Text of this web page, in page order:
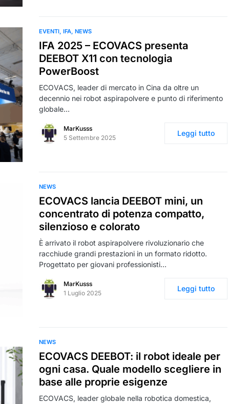
EVENTI IFA NEWS
IFA 2025 – ECOVACS presenta
DEEBOT X11 con tecnologia
PowerBoost
ECOVACS, leader di mercato in Cina da oltre un
decennio nei robot aspirapolvere e punto di riferimento
globale…
MarKusss
5 Settembre 2025
Leggi tutto
NEWS
ECOVACS lancia DEEBOT mini, un
concentrato di potenza compatto,
silenzioso e colorato
È arrivato il robot aspirapolvere rivoluzionario che
racchiude grandi prestazioni in un formato ridotto.
Progettato per giovani professionisti…
MarKusss
1 Luglio 2025
Leggi tutto
NEWS
ECOVACS DEEBOT: il robot ideale per
ogni casa. Quale modello scegliere in
base alle proprie esigenze
ECOVACS, leader globale nella robotica domestica,